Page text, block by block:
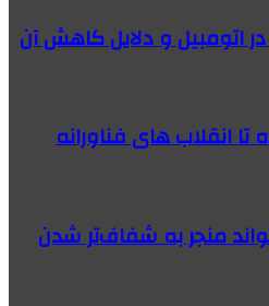
اتومبیل و دلایل کاهش آن
تا انقلاب‌ های فناورانه
منجر به شفاف‌تر شدن